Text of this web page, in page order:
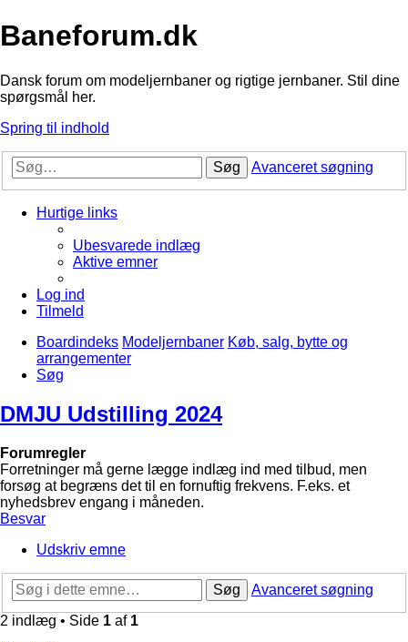
Baneforum.dk
Dansk forum om modeljernbaner og rigtige jernbaner. Stil dine
spørgsmål her.
Spring til indhold
Søg Avanceret søgning
Hurtige links
Ubesvarede indlæg
Aktive emner
Log ind
Tilmeld
Boardindeks Modeljernbaner Køb, salg, bytte og
arrangementer
Søg
DMJU Udstilling 2024
Forumregler
Forretninger må gerne lægge indlæg ind med tilbud, men
forsøg at begræns det til en fornuftig frekvens. F.eks. et
nyhedsbrev engang i måneden.
Besvar
Udskriv emne
Søg
Avanceret søgning
2 indlæg • Side 1 af 1